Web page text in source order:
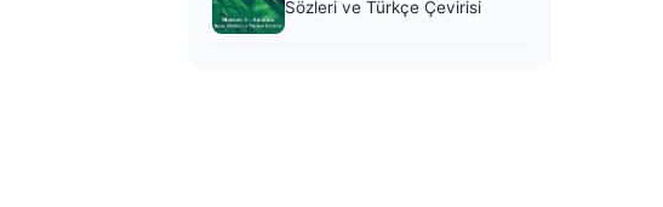
Sözleri ve Türkçe Çevirisi